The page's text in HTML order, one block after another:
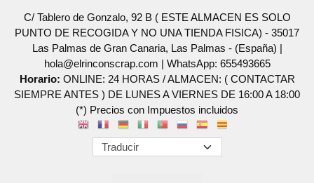
C/ Tablero de Gonzalo, 92 B ( ESTE ALMACEN ES SOLO
PUNTO DE RECOGIDA Y NO UNA TIENDA FISICA) - 35017
Las Palmas de Gran Canaria, Las Palmas - (España) |
hola@elrinconscrap.com | WhatsApp: 655493665
Horario: ONLINE: 24 HORAS / ALMACEN: ( CONTACTAR
SIEMPRE ANTES ) DE LUNES A VIERNES DE 16:00 A 18:00
(*) Precios con Impuestos incluidos